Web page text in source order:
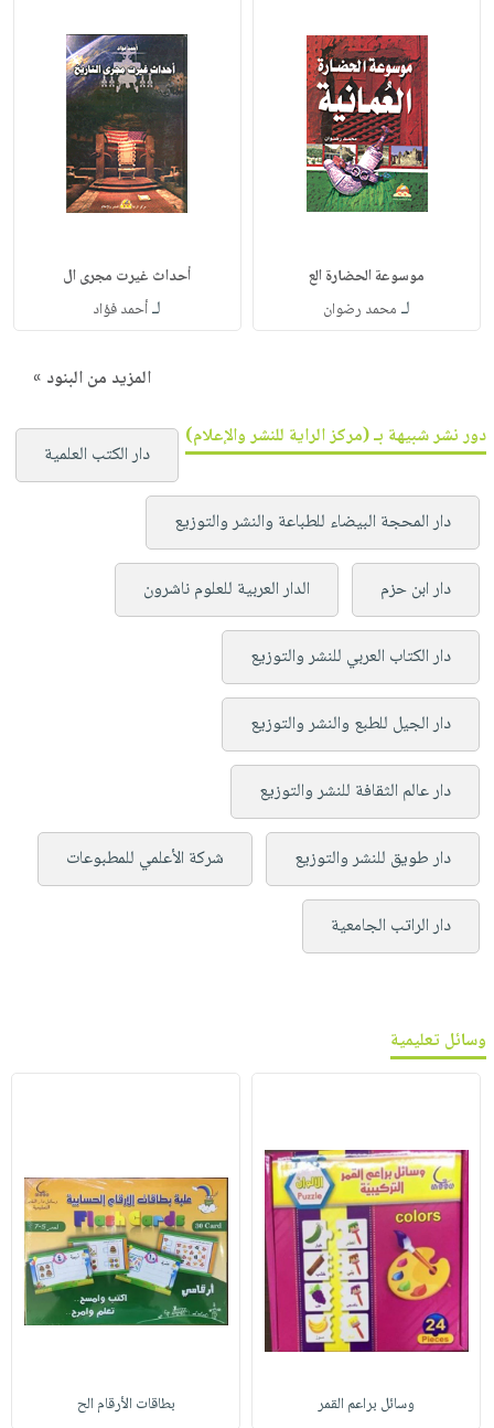
موسوعة الحضارة الع
لـ محمد رضوان
أحداث غيرت مجرى ال
لـأحمد فؤاد
المزيد من البنود »
دور نشر شبيهة بـ (مركز الراية للنشر والإعلام)
دار الكتب العلمية
دار المحجة البيضاء للطباعة والنشر والتوزيع
دار ابن حزم الدار العربية للعلوم ناشرون
دار الكتاب العربي للنشر والتوزيع
دار الجيل للطبع والنشر والتوزيع
دار عالم الثقافة للنشر والتوزيع
دار طويق للنشر والتوزيع شركة الأعلمي للمطبوعات
دار الراتب الجامعية
وسائل تعليمية
وسائل براعم القمر بطاقات الأرقام الح